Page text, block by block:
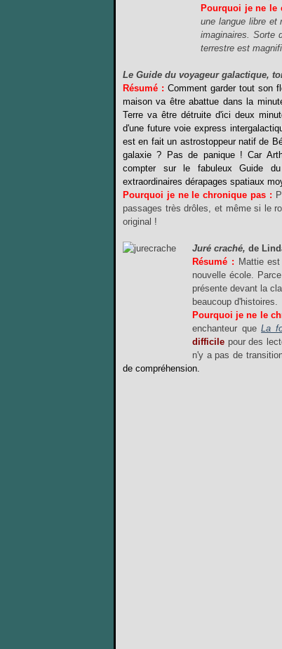
Pourquoi je ne le
une langue libre et
imaginaires. Sorte
terrestre est
Le Guide du voyageur galactique,
Résumé : Comment garder tout son
maison va être abattue dans la
Terre va être détruite d'ici deux
d'une future voie express
est en fait un astrostoppeur natif de
galaxie ? Pas de panique ! Car
compter sur le fabuleux Guide
extraordinaires dérapages spatiaux
Pourquoi je ne le chronique pas :
passages très drôles, et même si le
original !
Juré craché, de
Résumé : Mattie
nouvelle école.
présente devant la
beaucoup d'histoires.
Pourquoi je ne le
enchanteur queLa
difficile pour des
n'y a pas de
de compréhension.